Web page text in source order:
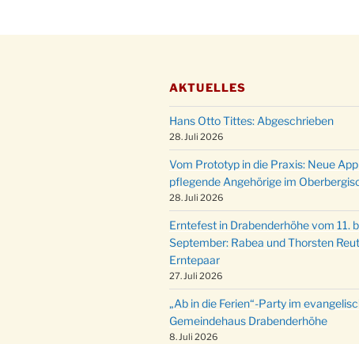
AKTUELLES
Hans Otto Tittes: Abgeschrieben
28. Juli 2026
Vom Prototyp in die Praxis: Neue
pflegende Angehörige im
28. Juli 2026
Erntefest in Drabenderhöhe vom 11.
September: Rabea und Thorsten
Erntepaar
27. Juli 2026
„Ab in die Ferien“-Party im
Gemeindehaus Drabenderhöhe
8. Juli 2026